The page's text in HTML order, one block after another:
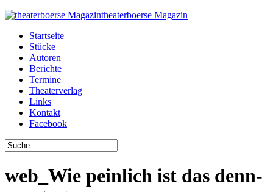
theaterboerse Magazin
Startseite
Stücke
Autoren
Berichte
Termine
Theaterverlag
Links
Kontakt
Facebook
web_Wie peinlich ist das denn-